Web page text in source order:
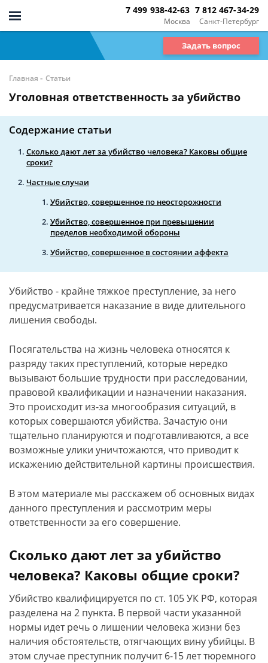
Москва
7 499 938-42-63
Санкт-Петербург
7 812 467-34-29
Задать вопрос
Главная - Статьи
Уголовная ответственность за убийство
Содержание статьи
Сколько дают лет за убийство человека? Каковы общие
сроки?
Частные случаи
Убийство, совершенное по неосторожности
Убийство, совершенное при превышении
пределов необходимой обороны
Убийство, совершенное в состоянии аффекта
Убийство - крайне тяжкое преступление, за него
предусматривается наказание в виде длительного
лишения свободы.
Посягательства на жизнь человека относятся к
разряду таких преступлений, которые нередко
вызывают большие трудности при расследовании,
правовой квалификации и назначении наказания.
Это происходит из-за многообразия ситуаций, в
которых совершаются убийства. Зачастую они
тщательно планируются и подготавливаются, а все
возможные улики уничтожаются, что приводит к
искажению действительной картины происшествия.
В этом материале мы расскажем об основных видах
данного преступления и рассмотрим меры
ответственности за его совершение.
Сколько дают лет за убийство
человека? Каковы общие сроки?
Убийство квалифицируется по ст. 105 УК РФ, которая
разделена на 2 пункта. В первой части указанной
нормы идет речь о лишении человека жизни без
наличия обстоятельств, отягчающих вину убийцы. В
этом случае преступник получит 6-15 лет тюремного